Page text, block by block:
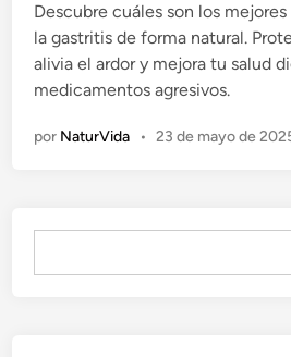
i
c
a
d
e
Descubre cuáles son los
la gastritis de forma natural.
alivia el ardor y mejora tu salud
medicamentos agresivos.
por NaturVida • 23 de mayo de